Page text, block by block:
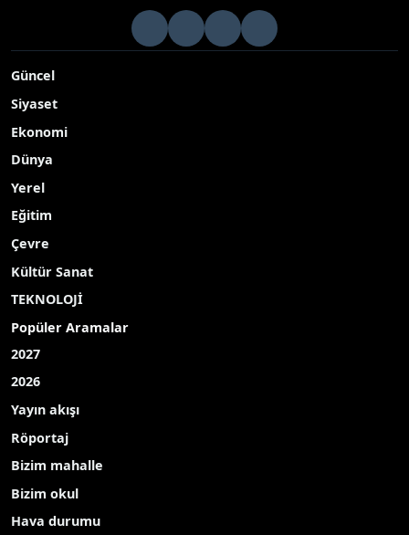
Güncel
Siyaset
Ekonomi
Dünya
Yerel
Eğitim
Çevre
Kültür Sanat
TEKNOLOJİ
Popüler Aramalar
2027
2026
Yayın akışı
Röportaj
Bizim mahalle
Bizim okul
Hava durumu